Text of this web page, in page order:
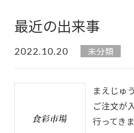
最近の出来事
2022.10.20 未分類
まえじゅ
ご注文が
行ってき